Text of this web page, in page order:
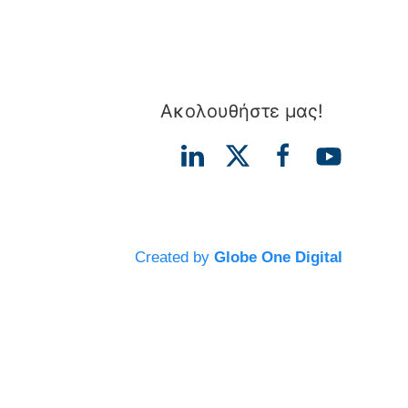
Ακολουθήστε μας!
Created by Globe One Digital